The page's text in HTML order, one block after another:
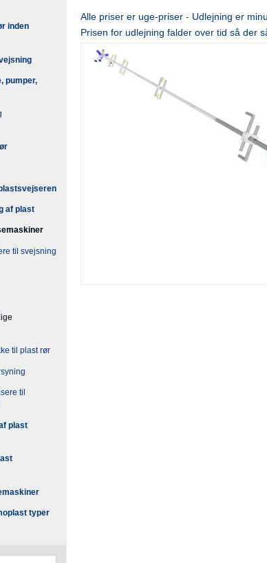
inden
pumper,
af plast
til svejsning
til plast rør
til
plast
typer
Alle priser er uge-priser - Udlejning er
Prisen for udlejning falder over tid så der